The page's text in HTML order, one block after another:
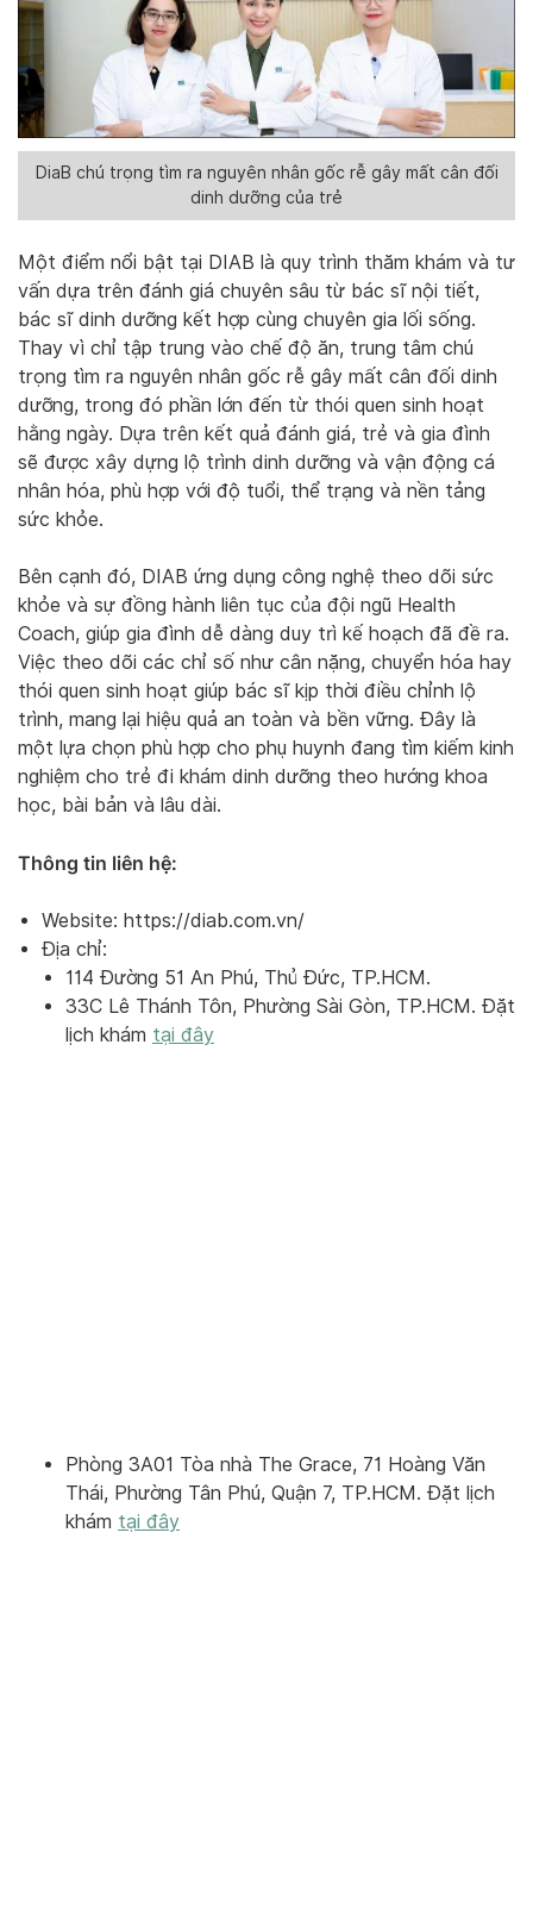
DiaB chú trọng tìm ra nguyên nhân gốc rễ gây mất cân đối
dinh dưỡng của trẻ
Một điểm nổi bật tại DIAB là quy trình thăm khám và tư
vấn dựa trên đánh giá chuyên sâu từ bác sĩ nội tiết,
bác sĩ dinh dưỡng kết hợp cùng chuyên gia lối sống.
Thay vì chỉ tập trung vào chế độ ăn, trung tâm chú
trọng tìm ra nguyên nhân gốc rễ gây mất cân đối dinh
dưỡng, trong đó phần lớn đến từ thói quen sinh hoạt
hằng ngày. Dựa trên kết quả đánh giá, trẻ và gia đình
sẽ được xây dựng lộ trình dinh dưỡng và vận động cá
nhân hóa, phù hợp với độ tuổi, thể trạng và nền tảng
sức khỏe.
Bên cạnh đó, DIAB ứng dụng công nghệ theo dõi sức
khỏe và sự đồng hành liên tục của đội ngũ Health
Coach, giúp gia đình dễ dàng duy trì kế hoạch đã đề ra.
Việc theo dõi các chỉ số như cân nặng, chuyển hóa hay
thói quen sinh hoạt giúp bác sĩ kịp thời điều chỉnh lộ
trình, mang lại hiệu quả an toàn và bền vững. Đây là
một lựa chọn phù hợp cho phụ huynh đang tìm kiếm kinh
nghiệm cho trẻ đi khám dinh dưỡng theo hướng khoa
học, bài bản và lâu dài.
Thông tin liên hệ:
Website: https://diab.com.vn/
Địa chỉ:
114 Đường 51 An Phú, Thủ Đức, TP.HCM.
33C Lê Thánh Tôn, Phường Sài Gòn, TP.HCM. Đặt
lịch khám tại đây
Phòng 3A01 Tòa nhà The Grace, 71 Hoàng Văn
Thái, Phường Tân Phú, Quận 7, TP.HCM. Đặt lịch
khám tại đây